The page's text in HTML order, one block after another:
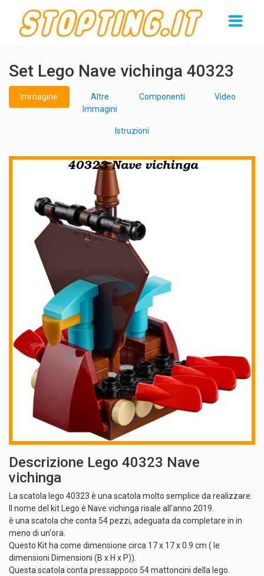
Set Lego Nave vichinga 40323
Immagine
Altre
Immagini
Componenti Video
Istruzioni
Descrizione Lego 40323 Nave
vichinga
La scatola lego 40323 è una scatola molto semplice da realizzare.
Il nome del kit Lego è Nave vichinga risale all'anno 2019.
è una scatola che conta 54 pezzi, adeguata da completare in in
meno di un'ora.
Questo Kit ha come dimensione circa 17 x 17 x 0.9 cm ( le
dimensioni Dimensioni (B x H x P)).
Questa scatola conta pressappoco 54 mattoncini della lego.